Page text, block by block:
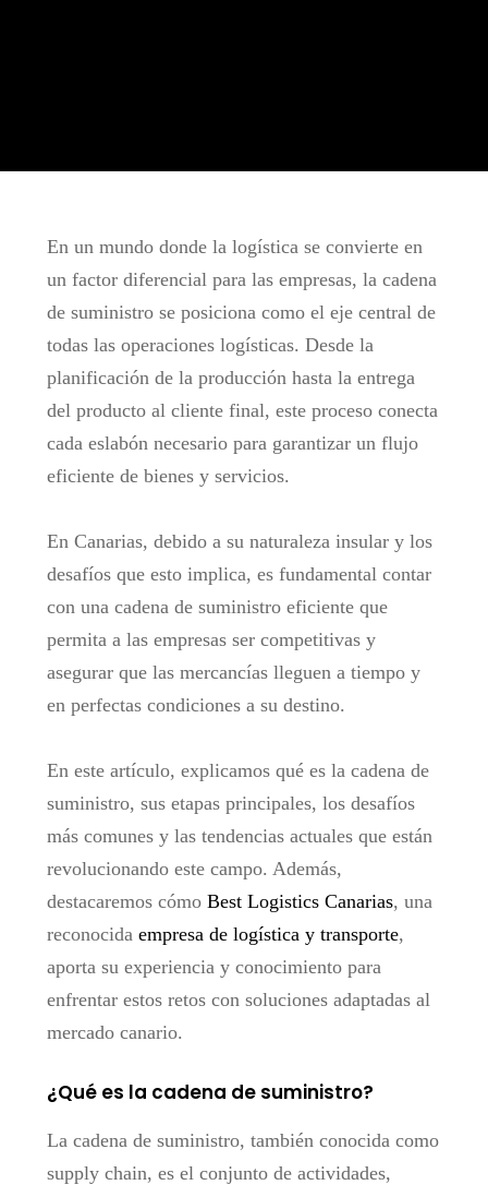
En un mundo donde la logística se convierte en
un factor diferencial para las empresas, la cadena
de suministro se posiciona como el eje central de
todas las operaciones logísticas. Desde la
planificación de la producción hasta la entrega
del producto al cliente final, este proceso conecta
cada eslabón necesario para garantizar un flujo
eficiente de bienes y servicios.
En Canarias, debido a su naturaleza insular y los
desafíos que esto implica, es fundamental contar
con una cadena de suministro eficiente que
permita a las empresas ser competitivas y
asegurar que las mercancías lleguen a tiempo y
en perfectas condiciones a su destino.
En este artículo, explicamos qué es la cadena de
suministro, sus etapas principales, los desafíos
más comunes y las tendencias actuales que están
revolucionando este campo. Además,
destacaremos cómo Best Logistics Canarias, una
reconocida empresa de logística y transporte,
aporta su experiencia y conocimiento para
enfrentar estos retos con soluciones adaptadas al
mercado canario.
¿Qué es la cadena de suministro?
La cadena de suministro, también conocida como
supply chain, es el conjunto de actividades,